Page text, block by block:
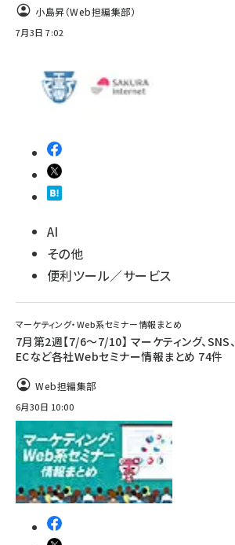
小島昇（Web担編集部）
7月3日 7:02
AI
その他
便利ツール／サービス
マーケティング・Web系セミナー情報まとめ
7月第2週【7/6～7/10】 マーケティング、SNS、
ECなど各社Webセミナー情報まとめ 74件
Web担編集部
6月30日 10:00